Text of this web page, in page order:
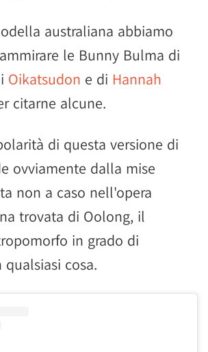
australiana abbiamo
le Bunny Bulma di
Oikatsudon e di Hannah
citarne alcune.
di questa versione di
ovviamente dalla mise
non a caso nell'opera
trovata di Oolong, il
in grado di
cosa.